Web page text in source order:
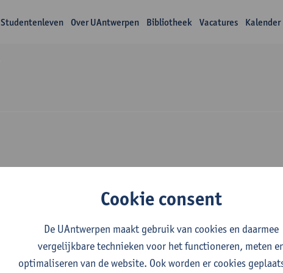
Studentenleven Over UAntwerpen Bibliotheek Vacatures Kalender
Over Xiaoyu Yu
Cookie consent
De UAntwerpen maakt gebruik van cookies en daarmee
vergelijkbare technieken voor het functioneren, meten
optimaliseren van de website. Ook worden er cookies